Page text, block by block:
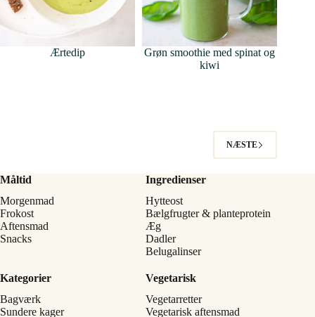
Ærtedip
Grøn smoothie med spinat og
kiwi
NÆSTE
Måltid
Morgenmad
Frokost
Aftensmad
Snacks
Ingredienser
Hytteost
Bælgfrugter & planteprotein
Æg
Dadler
Belugalinser
Kategorier
Bagværk
Sundere kager
Vegetarisk
Vegetarretter
Vegetarisk aftensmad